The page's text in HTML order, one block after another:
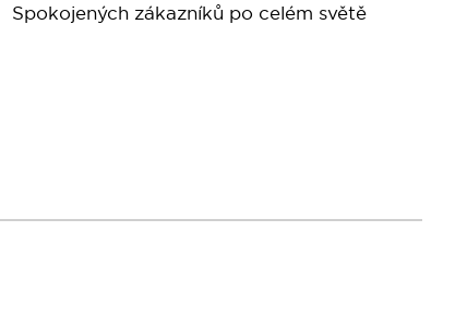
Spokojených zákazníků po celém světě